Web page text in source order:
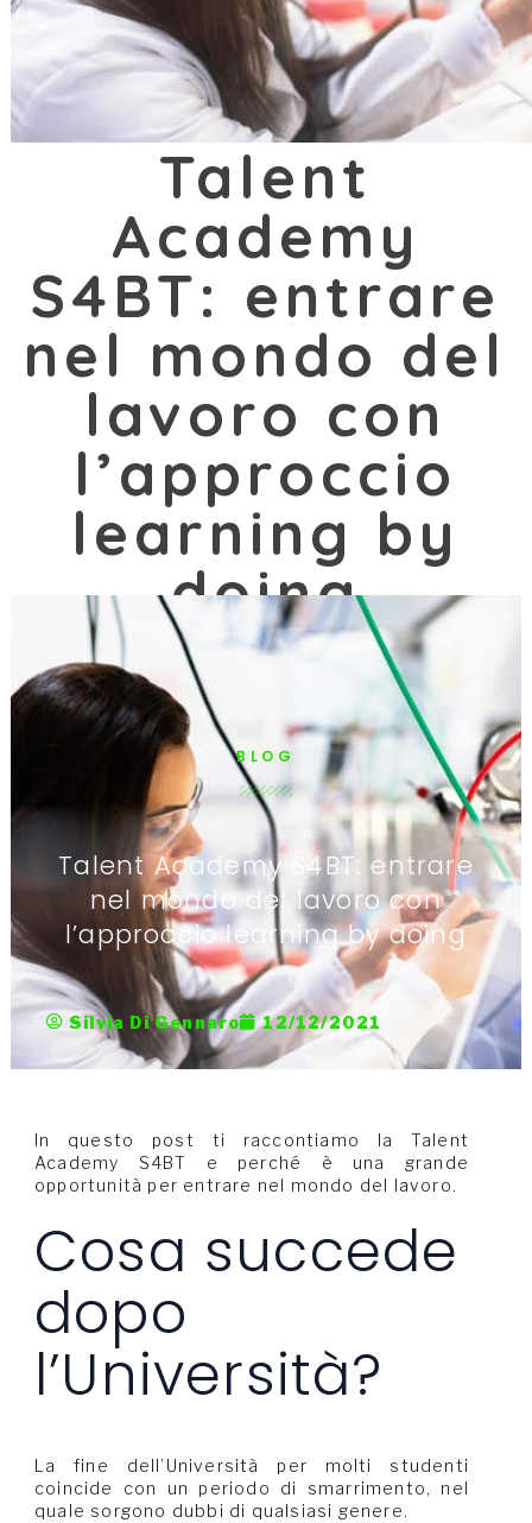
Talent
Academy
S4BT: entrare
nel mondo del
lavoro con
l’approccio
learning by
doing
12/12/2021 |
BLOG
Talent Academy S4BT: entrare
nel mondo del lavoro con
l’approccio learning by doing
Silvia Di Gennaro 12/12/2021
In questo post ti raccontiamo la Talent
Academy S4BT e perché è una grande
opportunità per entrare nel mondo del lavoro.
Cosa succede
dopo
l’Università?
La fine dell’Università per molti studenti
coincide con un periodo di smarrimento, nel
quale sorgono dubbi di qualsiasi genere.